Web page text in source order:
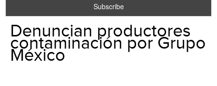
Denuncian productores
contaminación por Grupo
México